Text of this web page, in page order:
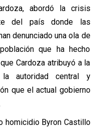
abordó la crisis
del país donde las
denunciado una ola de
que ha hecho
Cardoza atribuyó a la
autoridad central y
que el actual gobierno
homicidio Byron Castillo